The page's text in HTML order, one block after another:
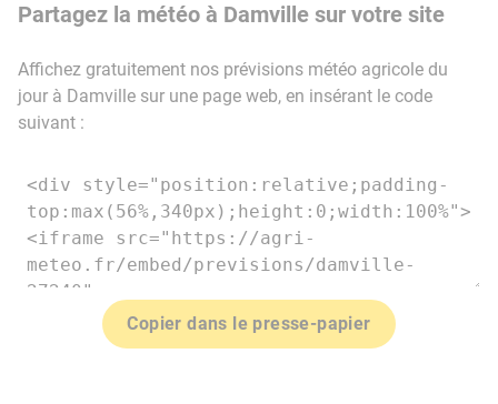
Partagez la météo à Damville sur votre site
Affichez gratuitement nos prévisions météo agricole du
jour à Damville sur une page web, en insérant le code
suivant :
Copier dans le presse-papier